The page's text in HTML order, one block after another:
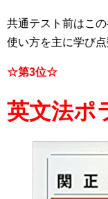
共通テスト前はこ
使い方を主に学び
☆第3位☆
英文法ポ